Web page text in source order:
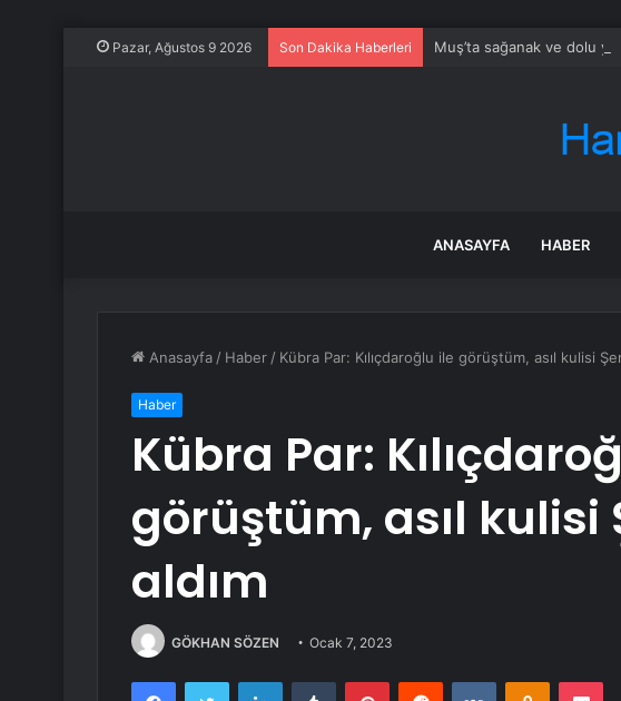
Pazar, Ağustos 9 2026 Son Dakika Haberleri Muş’ta sağanak ve dolu
ANASAYFA HABER
Anasayfa / Haber / Kübra Par: Kılıçdaroğlu ile görüştüm, asıl kulisi
Haber
Kübra Par:
görüştüm, asıl kulisi
aldım
GÖKHAN SÖZEN Ocak 7, 2023
FacebookTwitter LinkedInTumblr PinterestReddit VKontakte